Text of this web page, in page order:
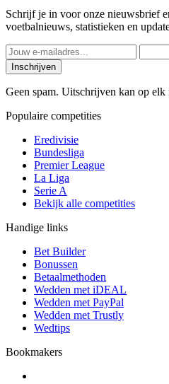
Schrijf je in voor onze nieuwsbrief
voetbalnieuws, statistieken en
Inschrijven
Geen spam. Uitschrijven kan op elk
Populaire competities
Eredivisie
Bundesliga
Premier League
La Liga
Serie A
Bekijk alle competities
Handige links
Bet Builder
Bonussen
Betaalmethoden
Wedden met iDEAL
Wedden met PayPal
Wedden met Trustly
Wedtips
Bookmakers